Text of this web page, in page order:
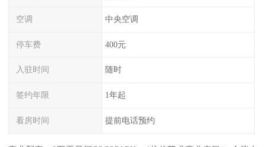
空调 中央空调
停车费 400元
入驻时间 随时
签约年限 1年起
看房时间 提前电话预约